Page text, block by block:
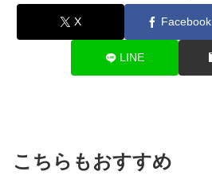
X Facebook
LINE
こちらもおすすめ